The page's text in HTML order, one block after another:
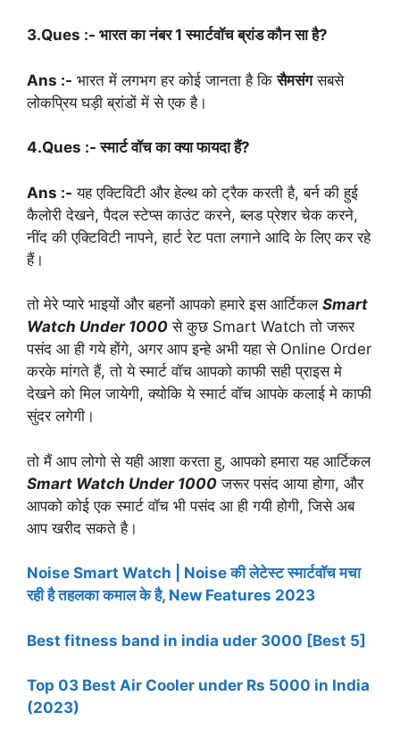
3.Ques :- भारत का नंबर 1 स्मार्टवॉच ब्रांड कौन सा है?
Ans :- भारत में लगभग हर कोई जानता है किसैमसंगसबसे
लोकप्रिय घड़ी ब्रांडों में से एक है।
4.Ques :- स्मार्ट वॉच का क्या फायदा हैं?
Ans :- यह एक्टिविटी और हेल्थ को ट्रैक करती है, बर्न की हुई
कैलोरी देखने, पैदल स्टेप्स काउंट करने, ब्लड प्रेशर चेक करने,
नींद की एक्टिविटी नापने, हार्ट रेट पता लगाने आदि के लिए कर रहे
हैं।
तो मेरे प्यारे भाइयों और बहनों आपको हमारे इस आर्टिकल Smart
Watch Under 1000 से कुछ Smart Watch तो जरूर
पसंद आ ही गये होंगे, अगर आप इन्हे अभी यहा से Online Order
करके मांगते हैं, तो ये स्मार्ट वॉच आपको काफी सही प्राइस मे
देखने को मिल जायेगी, क्योकि ये स्मार्ट वॉच आपके कलाई मे काफी
सुंदर लगेगी।
तो मैं आप लोगो से यही आशा करता हु, आपको हमारा यह आर्टिकल
Smart Watch Under 1000 जरूर पसंद आया होगा, और
आपको कोई एक स्मार्ट वॉच भी पसंद आ ही गयी होगी, जिसे अब
आप खरीद सकते है।
Noise Smart Watch | Noise की लेटेस्ट स्मार्टवॉच मचा
रही है तहलका कमाल के है, New Features 2023
Best fitness band in india uder 3000 [Best 5]
Top 03 Best Air Cooler under Rs 5000 in India
(2023)